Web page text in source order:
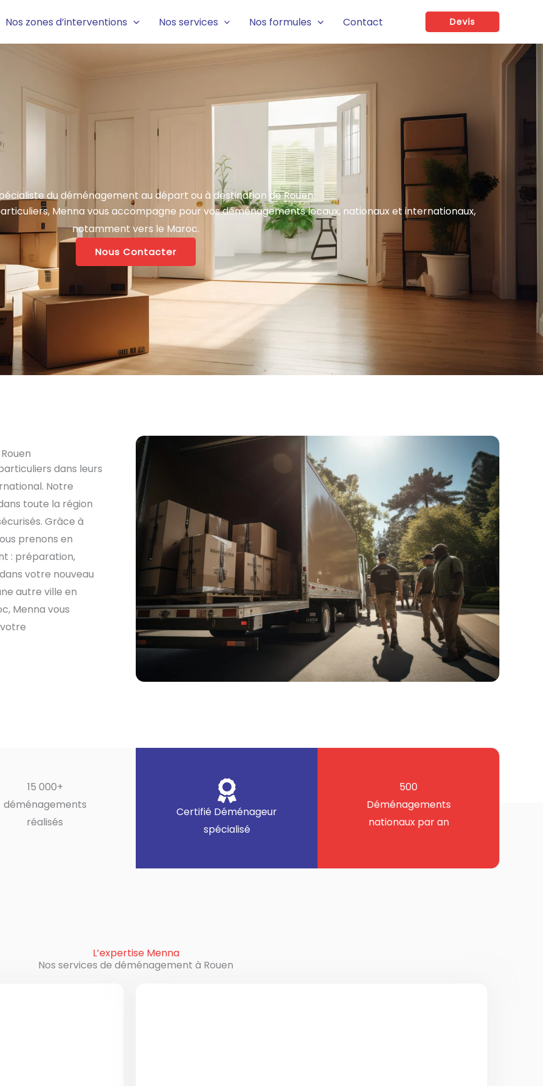
Nos zones d’interventions Nos services Nos formules Contact Devis
du déménagement au départ ou à destination de Rouen
Menna vous accompagne pour vos déménagements locaux, nationaux et internationaux,
notamment vers le Maroc.
Nous Contacter
dans leurs
Notre
toute la région
Grâce à
prenons en
: préparation,
votre nouveau
autre ville en
Menna vous
15 000+
déménagements
réalisés
Certifié Déménageur
spécialisé
500
Déménagements
nationaux par an
L’expertise Menna
Nos services de déménagement à Rouen